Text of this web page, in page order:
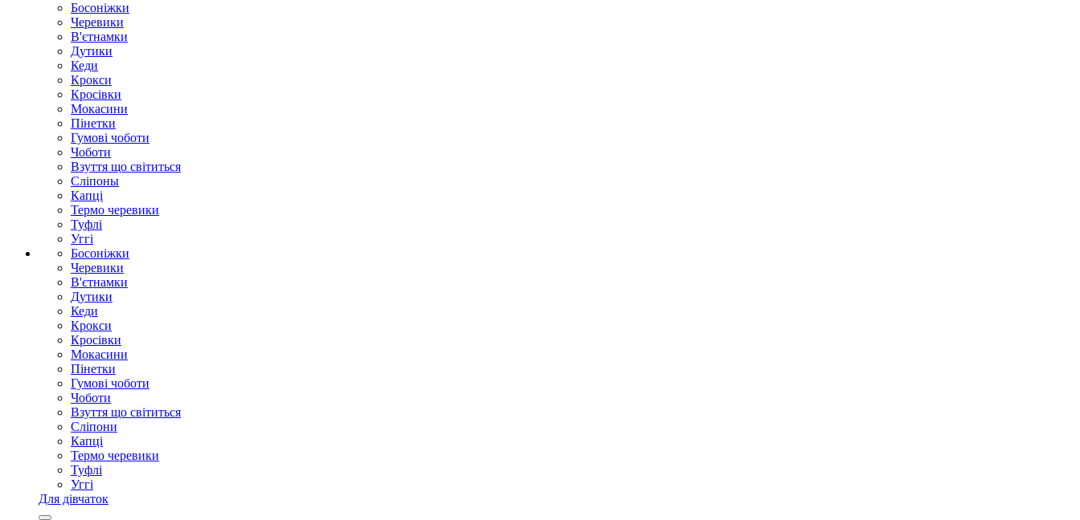
Босоніжки
Черевики
В'єтнамки
Дутики
Кеди
Крокси
Кросівки
Мокасини
Пінетки
Гумові чоботи
Чоботи
Взуття що світиться
Сліпоны
Капці
Термо черевики
Туфлі
Уггі
Босоніжки
Черевики
В'єтнамки
Дутики
Кеди
Крокси
Кросівки
Мокасини
Пінетки
Гумові чоботи
Чоботи
Взуття що світиться
Сліпони
Капці
Термо черевики
Туфлі
Уггі
Для дівчаток